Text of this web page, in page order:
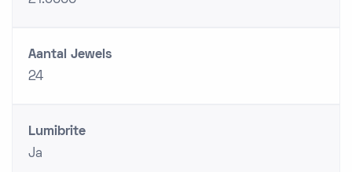
Aantal Jewels
24
Lumibrite
Ja